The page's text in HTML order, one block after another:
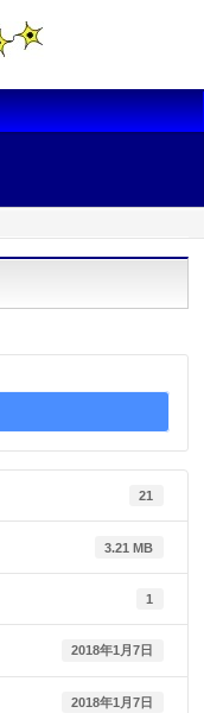
21
3.21 MB
1
2018年1月7日
2018年1月7日